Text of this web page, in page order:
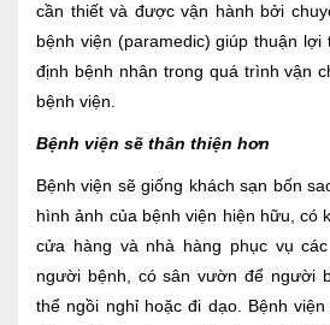
Dịch vụ ưu đãi đặc biệt
Bác sĩ online - Tư vấn từ xa
Bác sĩ gia đình chăm sóc y tế 24/7
Nhà thuốc GPP
Dịch vụ Y tế Cơ quan – MEDI-OFFICE
Dịch vụ Y tế gia đình – MEDI-HOME
cần thiết và được vận hành bởi
bệnh viện (paramedic) giúp thuận lợi
định bệnh nhân trong quá trình vận
bệnh viện.
Bệnh viện sẽ thân thiện hơn
Bệnh viện sẽ giống khách sạn bốn
hình ảnh của bệnh viện hiện hữu, có
cửa hàng và nhà hàng phục vụ
người bệnh, có sân vườn để người
thể ngồi nghỉ hoặc đi dạo. Bệnh